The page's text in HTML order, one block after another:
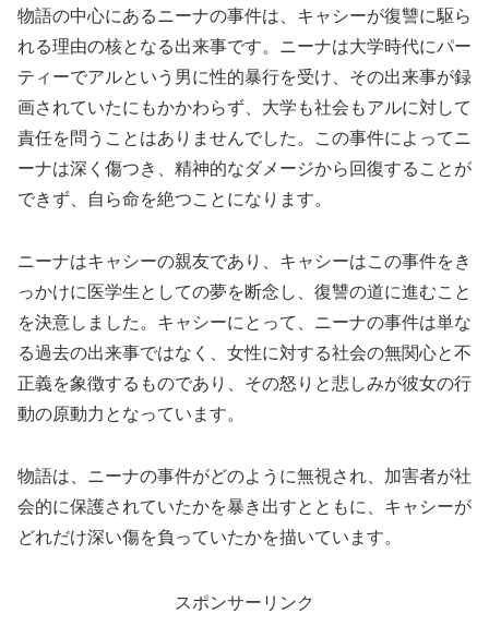
物語の中心にあるニーナの事件は、キャシーが復讐に駆ら
れる理由の核となる出来事です。ニーナは大学時代にパー
ティーでアルという男に性的暴行を受け、その出来事が録
画されていたにもかかわらず、大学も社会もアルに対して
責任を問うことはありませんでした。この事件によってニ
ーナは深く傷つき、精神的なダメージから回復することが
できず、自ら命を絶つことになります。
ニーナはキャシーの親友であり、キャシーはこの事件をき
っかけに医学生としての夢を断念し、復讐の道に進むこと
を決意しました。キャシーにとって、ニーナの事件は単な
る過去の出来事ではなく、女性に対する社会の無関心と不
正義を象徴するものであり、その怒りと悲しみが彼女の行
動の原動力となっています。
物語は、ニーナの事件がどのように無視され、加害者が社
会的に保護されていたかを暴き出すとともに、キャシーが
どれだけ深い傷を負っていたかを描いています。
スポンサーリンク